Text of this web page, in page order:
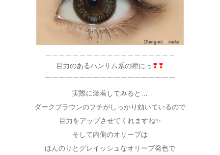
目力のあるハンサム系の瞳にっ ❣❣
￣￣￣￣￣￣￣￣￣￣￣￣￣￣￣￣￣￣￣
実際に装着してみると…
ダークブラウンのフチがしっかり効いているので
目力をアップさせてくれますね✨
そして内側のオリーブは
ほんのりとグレイッシュなオリーブ発色で